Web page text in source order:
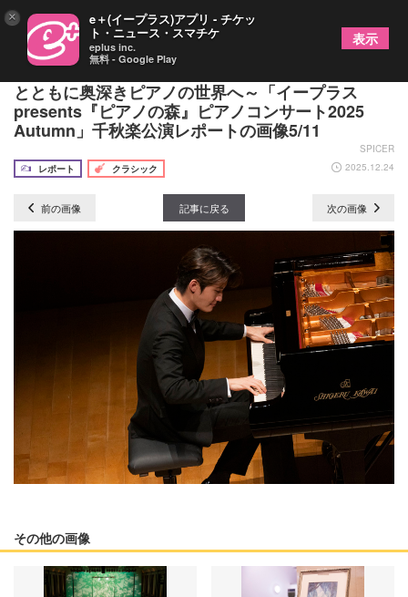
ショパンの名曲からオリジナルまで。ニュウニュウ
とともに奥深きピアノの世界へ～「イープラス
presents『ピアノの森』ピアノコンサート2025
Autumn」千秋楽公演レポートの画像5/11
SPICER
レポート
クラシック 2025.12.24
前の画像 記事に戻る 次の画像
その他の画像
× e＋(イープラス)アプリ - チケッ
ト・ニュース・スマチケ
eplus inc.
無料 - Google Play
表示